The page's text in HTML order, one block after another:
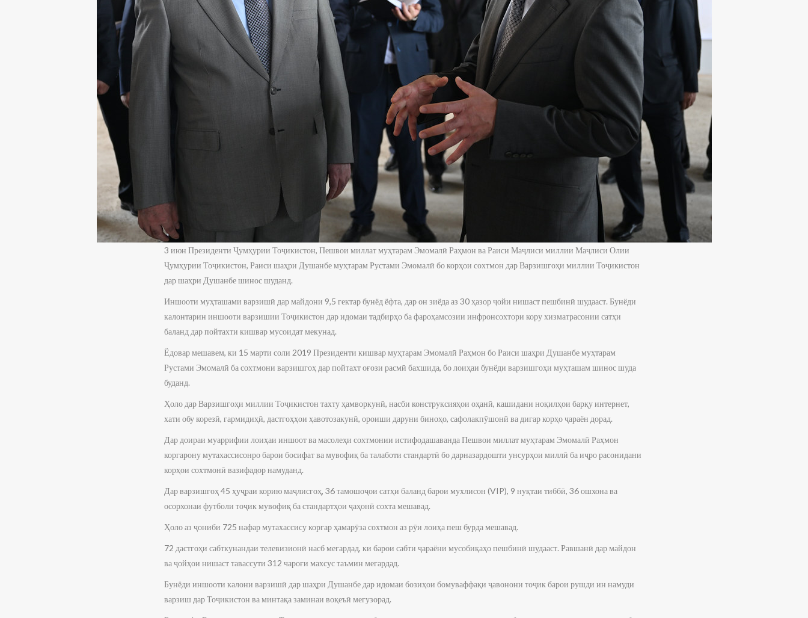
3 июн Президенти Ҷумҳурии Тоҷикистон, Пешвои миллат муҳтарам Эмомалӣ Раҳмон ва Раиси Маҷлиси миллии Маҷлиси Олии
Ҷумҳурии Тоҷикистон, Раиси шаҳри Душанбе муҳтарам Рустами Эмомалӣ бо корҳои сохтмон дар Варзишгоҳи миллии Тоҷикистон
дар шаҳри Душанбе шинос шуданд.
Иншооти муҳташами варзишӣ дар майдони 9,5 гектар бунёд ёфта, дар он зиёда аз 30 ҳазор ҷойи нишаст пешбинӣ шудааст. Бунёди
калонтарин иншооти варзишии Тоҷикистон дар идомаи тадбирҳо ба фароҳамсозии инфронсохтори кору хизматрасонии сатҳи
баланд дар пойтахти кишвар мусоидат мекунад.
Ёдовар мешавем, ки 15 марти соли 2019 Президенти кишвар муҳтарам Эмомалӣ Раҳмон бо Раиси шаҳри Душанбе муҳтарам
Рустами Эмомалӣ ба сохтмони варзишгоҳ дар пойтахт оғози расмӣ бахшида, бо лоиҳаи бунёди варзишгоҳи муҳташам шинос шуда
буданд.
Ҳоло дар Варзишгоҳи миллии Тоҷикистон тахту ҳамворкунӣ, насби конструксияҳои оҳанӣ, кашидани ноқилҳои барқу интернет,
хати обу корезӣ, гармидиҳӣ, дастгоҳҳои ҳавотозакунӣ, ороиши даруни биноҳо, сафолакпӯшонӣ ва дигар корҳо ҷараён дорад.
Дар доираи муаррифии лоиҳаи иншоот ва масолеҳи сохтмонии истифодашаванда Пешвои миллат муҳтарам Эмомалӣ Раҳмон
коргарону мутахассисонро барои босифат ва мувофиқ ба талаботи стандартӣ бо дарназардошти унсурҳои миллӣ ба иҷро расонидани
корҳои сохтмонӣ вазифадор намуданд.
Дар варзишгоҳ 45 ҳуҷраи корию маҷлисгоҳ, 36 тамошоҷои сатҳи баланд барои мухлисон (VIP), 9 нуқтаи тиббӣ, 36 ошхона ва
осорхонаи футболи тоҷик мувофиқ ба стандартҳои ҷаҳонӣ сохта мешавад.
Ҳоло аз ҷониби 725 нафар мутахассису коргар ҳамарӯза сохтмон аз рӯи лоиҳа пеш бурда мешавад.
72 дастгоҳи сабткунандаи телевизионӣ насб мегардад, ки барои сабти ҷараёни мусобиқаҳо пешбинӣ шудааст. Равшанӣ дар майдон
ва ҷойҳои нишаст тавассути 312 чароғи махсус таъмин мегардад.
Бунёди иншооти калони варзишӣ дар шаҳри Душанбе дар идомаи бозиҳои бомуваффақи ҷавонони тоҷик барои рушди ин намуди
варзиш дар Тоҷикистон ва минтақа заминаи воқеъӣ мегузорад.